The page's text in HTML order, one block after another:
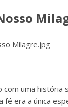
com uma história
fé era a única